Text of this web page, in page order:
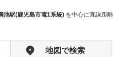
池駅(鹿児島市電1系統) を中心に直線距離
地図で検索